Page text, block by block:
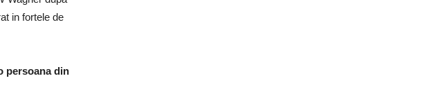
in fortele de
persoana din